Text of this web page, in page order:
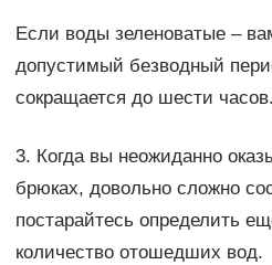
Если воды зеленоватые –
допустимый безводный
сокращается до шести часов.
3. Когда вы неожиданно
брюках, довольно сложно
постарайтесь определить
количество отошедших вод.